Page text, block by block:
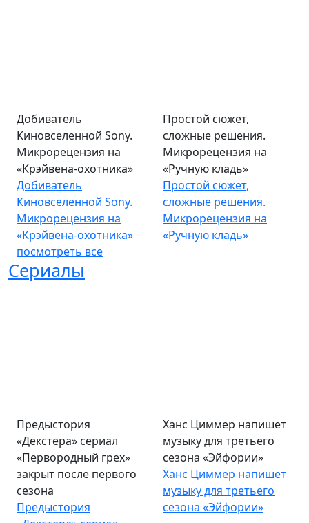
Добиватель
Киновселенной Sony.
Микрорецензия на
«Крэйвена-охотника»
Добиватель
Киновселенной Sony.
Микрорецензия на
«Крэйвена-охотника»
Простой сюжет,
сложные решения.
Микрорецензия на
«Ручную кладь»
Простой сюжет,
сложные решения.
Микрорецензия на
«Ручную кладь»
посмотреть все
Сериалы
Предыстория
«Декстера» сериал
«Первородный грех»
закрыт после первого
сезона
Предыстория
Ханс Циммер напишет
музыку для третьего
сезона «Эйфории»
Ханс Циммер напишет
музыку для третьего
сезона «Эйфории»